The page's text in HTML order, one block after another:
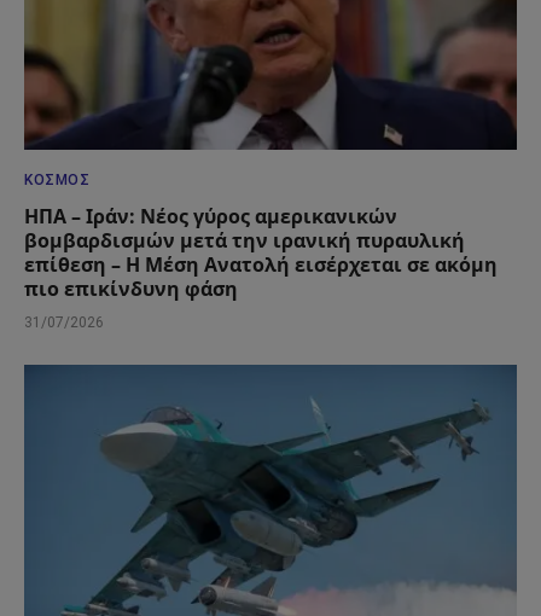
ΚΌΣΜΟΣ
ΗΠΑ – Ιράν: Νέος γύρος αμερικανικών
βομβαρδισμών μετά την ιρανική πυραυλική
επίθεση – Η Μέση Ανατολή εισέρχεται σε ακόμη
πιο επικίνδυνη φάση
31/07/2026